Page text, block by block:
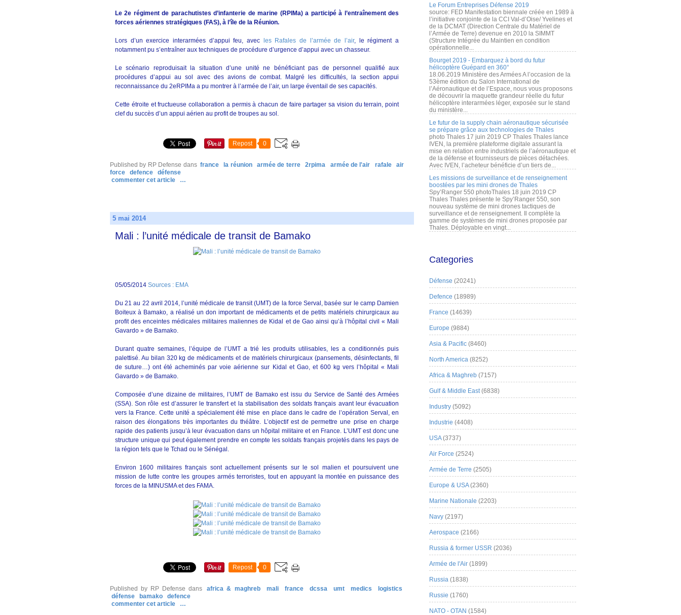
Le 2e régiment de parachutistes d’infanterie de marine (RPIMa) a participé à l’entraînement des
forces aériennes stratégiques (FAS), à l’île de la Réunion.
Lors d’un exercice interarmées d’appui feu, avec les Rafales de l’armée de l’air, le régiment a
notamment pu s’entraîner aux techniques de procédure d’urgence d’appui avec un chasseur.
Le scénario reproduisait la situation d’une unité ne bénéficiant pas de personnel qualifié aux
procédures d’appui au sol avec des avions de combat. Malgré les difficultés, la section appui
reconnaissance du 2eRPIMa a pu montrer à l’armée de l’air, un large éventail de ses capacités.
Cette étroite et fructueuse collaboration a permis à chacun de faire partager sa vision du terrain, point
clef du succès d’un appui aérien au profit de troupes au sol.
Repost 0
Published by RP Defense dans france la réunion armée de terre 2rpima armée de l'air rafale
air
force
defence
défense
commenter cet article
…
5 mai 2014
Mali : l’unité médicale de transit de Bamako
05/05/2014 Sources : EMA
Du 21 au 22 avril 2014, l’unité médicale de transit (UMT) de la force Serval, basée sur le camp Damien
Boiteux à Bamako, a réalisé un don important de médicaments et de petits matériels chirurgicaux au
profit des enceintes médicales militaires maliennes de Kidal et de Gao ainsi qu’à l’hôpital civil « Mali
Gavardo » de Bamako.
Durant quatre semaines, l’équipe de l’UMT a trié les produits utilisables, les a conditionnés puis
palettisé. Au bilan 320 kg de médicaments et de matériels chirurgicaux (pansements, désinfectants, fil
de suture…) ont été acheminés par voie aérienne sur Kidal et Gao, et 600 kg vers l’hôpital « Mali
Gavardo » de Bamako.
Composée d’une dizaine de militaires, l’UMT de Bamako est issu du Service de Santé des Armées
(SSA). Son rôle est d’assurer le transfert et la stabilisation des soldats français avant leur évacuation
vers la France. Cette unité a spécialement été mise en place dans le cadre de l’opération Serval, en
raison des élongations très importantes du théâtre. L’objectif est de permettre une prise en charge
rapide des patients jusqu’à leur évacuation dans un hôpital militaire et en France. L’UMT est donc une
structure unique qui peut également prendre en compte les soldats français projetés dans les pays de
la région tels que le Tchad ou le Sénégal.
Environ 1600 militaires français sont actuellement présents sur le sol malien et poursuivent une
mission de lutte contre les groupes armés terroristes, tout en appuyant la montée en puissance des
forces de la MINUSMA et des FAMA.
Repost 0
Published by RP Defense dans africa & maghreb mali france dcssa umt medics
logistics
défense
bamako
defence
commenter cet article
…
Le Forum Entreprises Défense 2019
source: FED Manifestation biennale créée en 1989 à
l’initiative conjointe de la CCI Val-d’Oise/ Yvelines et
de la DCMAT (Direction Centrale du Matériel de
l’Armée de Terre) devenue en 2010 la SIMMT
(Structure Intégrée du Maintien en condition
opérationnelle...
Bourget 2019 - Embarquez à bord du futur
hélicoptère Guépard en 360°
18.06.2019 Ministère des Armées A l’occasion de la
53ème édition du Salon International de
l’Aéronautique et de l’Espace, nous vous proposons
de découvrir la maquette grandeur réelle du futur
hélicoptère interarmées léger, exposée sur le stand
du ministère...
Le futur de la supply chain aéronautique sécurisée
se prépare grâce aux technologies de Thales
photo Thales 17 juin 2019 CP Thales Thales lance
IVEN, la première plateforme digitale assurant la
mise en relation entre industriels de l’aéronautique et
de la défense et fournisseurs de pièces détachées.
Avec IVEN, l’acheteur bénéficie d’un tiers de...
Les missions de surveillance et de renseignement
boostées par les mini drones de Thales
Spy’Ranger 550 photoThales 18 juin 2019 CP
Thales Thales présente le Spy’Ranger 550, son
nouveau système de mini drones tactiques de
surveillance et de renseignement. Il complète la
gamme de systèmes de mini drones proposée par
Thales. Déployable en vingt...
Categories
Défense (20241)
Defence (18989)
France (14639)
Europe (9884)
Asia & Pacific (8460)
North America (8252)
Africa & Maghreb (7157)
Gulf & Middle East(6838)
Industry (5092)
Industrie (4408)
USA(3737)
Air Force (2524)
Armée de Terre (2505)
Europe & USA(2360)
Marine Nationale (2203)
Navy (2197)
Aerospace (2166)
Russia & former USSR (2036)
Armée de l'Air (1899)
Russia (1838)
Russie (1760)
NATO - OTAN (1584)